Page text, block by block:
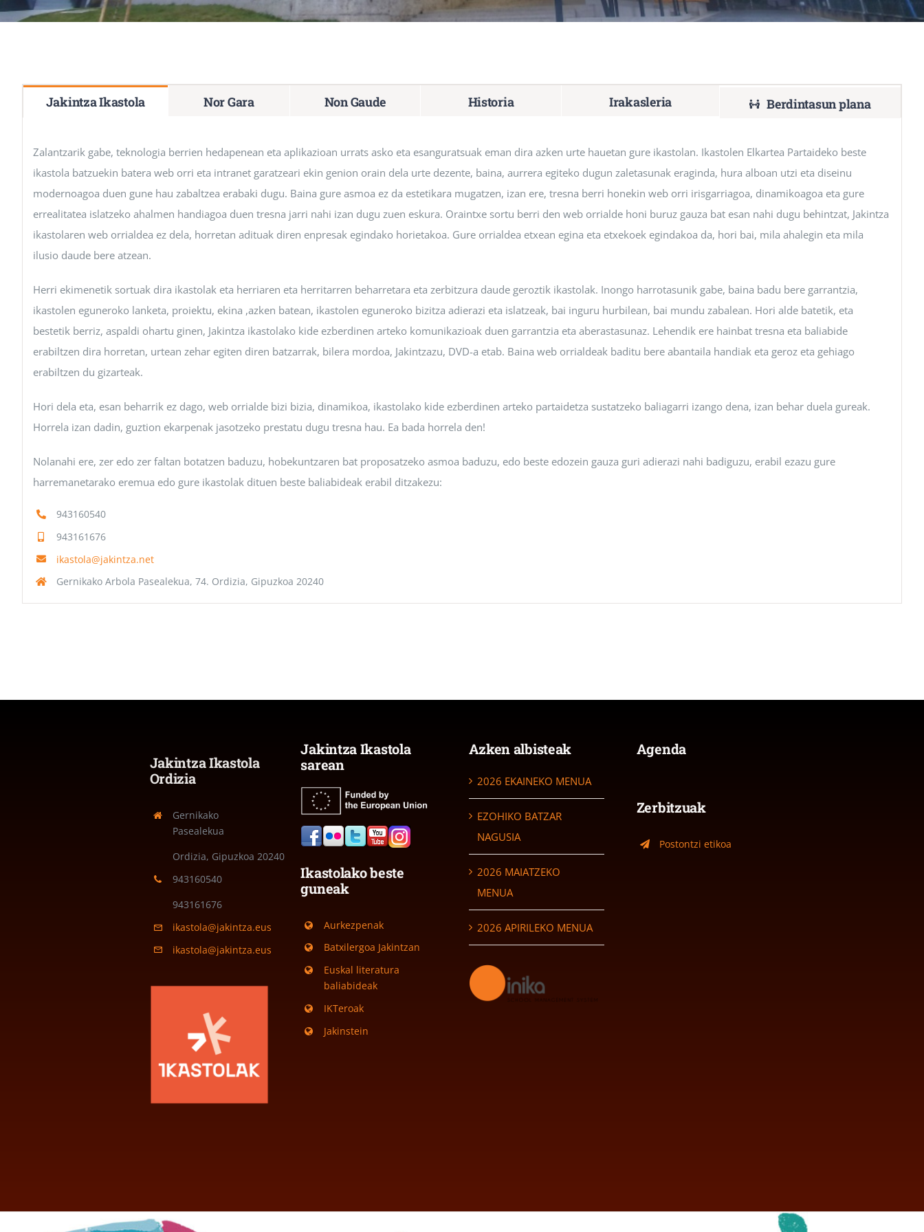
Jakintza Ikastola Nor Gara Non Gaude Historia Irakasleria Berdintasun plana
Zalantzarik gabe, teknologia berrien hedapenean eta aplikazioan urrats asko eta esanguratsuak eman dira azken urte hauetan gure ikastolan. Ikastolen Elkartea Partaideko beste
ikastola batzuekin batera web orri eta intranet garatzeari ekin genion orain dela urte dezente, baina, aurrera egiteko dugun zaletasunak eraginda, hura alboan utzi eta diseinu
modernoagoa duen gune hau zabaltzea erabaki dugu. Baina gure asmoa ez da estetikara mugatzen, izan ere, tresna berri honekin web orri irisgarriagoa, dinamikoagoa eta gure
errealitatea islatzeko ahalmen handiagoa duen tresna jarri nahi izan dugu zuen eskura. Oraintxe sortu berri den web orrialde honi buruz gauza bat esan nahi dugu behintzat, Jakintza
ikastolaren web orrialdea ez dela, horretan adituak diren enpresak egindako horietakoa. Gure orrialdea etxean egina eta etxekoek egindakoa da, hori bai, mila ahalegin eta mila
ilusio daude bere atzean.
Herri ekimenetik sortuak dira ikastolak eta herriaren eta herritarren beharretara eta zerbitzura daude geroztik ikastolak. Inongo harrotasunik gabe, baina badu bere garrantzia,
ikastolen eguneroko lanketa, proiektu, ekina ,azken batean, ikastolen eguneroko bizitza adierazi eta islatzeak, bai inguru hurbilean, bai mundu zabalean. Hori alde batetik, eta
bestetik berriz, aspaldi ohartu ginen, Jakintza ikastolako kide ezberdinen arteko komunikazioak duen garrantzia eta aberastasunaz. Lehendik ere hainbat tresna eta baliabide
erabiltzen dira horretan, urtean zehar egiten diren batzarrak, bilera mordoa, Jakintzazu, DVD-a etab. Baina web orrialdeak baditu bere abantaila handiak eta geroz eta gehiago
erabiltzen du gizarteak.
Hori dela eta, esan beharrik ez dago, web orrialde bizi bizia, dinamikoa, ikastolako kide ezberdinen arteko partaidetza sustatzeko baliagarri izango dena, izan behar duela gureak.
Horrela izan dadin, guztion ekarpenak jasotzeko prestatu dugu tresna hau. Ea bada horrela den!
Nolanahi ere, zer edo zer faltan botatzen baduzu, hobekuntzaren bat proposatzeko asmoa baduzu, edo beste edozein gauza guri adierazi nahi badiguzu, erabil ezazu gure
harremanetarako eremua edo gure ikastolak dituen beste baliabideak erabil ditzakezu:
943160540
943161676
ikastola@jakintza.net
Gernikako Arbola Pasealekua, 74. Ordizia, Gipuzkoa 20240
Jakintza Ikastola
Ordizia
Gernikako
Pasealekua
Ordizia, Gipuzkoa20240
943160540
943161676
ikastola@jakintza.eus
ikastola@jakintza.eus
Jakintza Ikastola
sarean
Ikastolako beste
guneak
Aurkezpenak
Batxilergoa Jakintzan
Euskal literatura
baliabideak
IKTeroak
Jakinstein
Azken albisteak
2026 EKAINEKO MENUA
EZOHIKO BATZAR
NAGUSIA
2026 MAIATZEKO
MENUA
2026 APIRILEKO MENUA
Agenda
Zerbitzuak
Postontzi etikoa